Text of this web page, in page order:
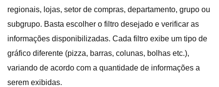
regionais, lojas, setor de compras, departamento, grupo ou
subgrupo. Basta escolher o filtro desejado e verificar as
informações disponibilizadas. Cada filtro exibe um tipo de
gráfico diferente (pizza, barras, colunas, bolhas etc.),
variando de acordo com a quantidade de informações a
serem exibidas.